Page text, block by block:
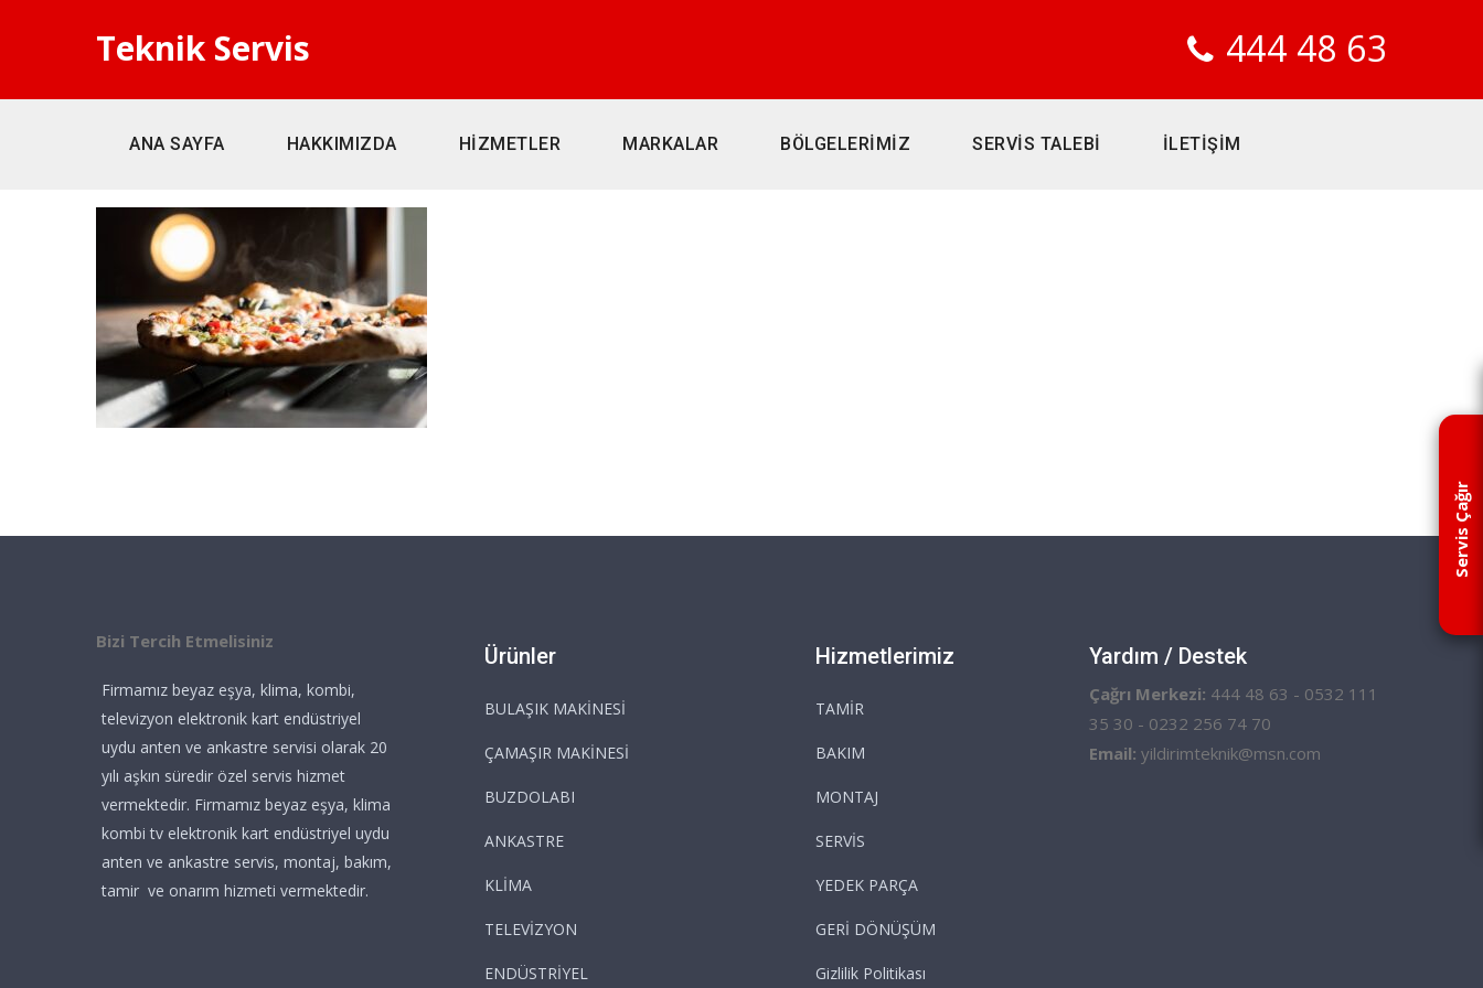
Servis Çağır
Teknik Servis 444 48 63
ANA SAYFA HAKKIMIZDA HİZMETLER MARKALAR BÖLGELERİMİZ SERVİS TALEBİ İLETİŞİM
Bizi Tercih Etmelisiniz
Firmamız beyaz eşya, klima, kombi,
televizyon elektronik kart endüstriyel
uydu anten ve ankastre servisi olarak 20
yılı aşkın süredir özel servis hizmet
vermektedir. Firmamız beyaz eşya, klima
kombi tv elektronik kart endüstriyel uydu
anten ve ankastre servis, montaj, bakım,
tamir ve onarım hizmeti vermektedir.
Ürünler
BULAŞIK MAKİNESİ
ÇAMAŞIR MAKİNESİ
BUZDOLABI
ANKASTRE
KLİMA
TELEVİZYON
ENDÜSTRİYEL
Hizmetlerimiz
TAMİR
BAKIM
MONTAJ
SERVİS
YEDEK PARÇA
GERİ DÖNÜŞÜM
Gizlilik Politikası
Yardım / Destek
Çağrı Merkezi: 444 48 63 - 0532 111
35 30 - 0232 256 74 70
Email: yildirimteknik@msn.com